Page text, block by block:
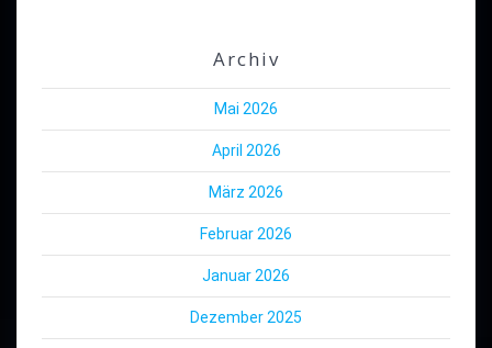
Archiv
Mai 2026
April 2026
März 2026
Februar 2026
Januar 2026
Dezember 2025